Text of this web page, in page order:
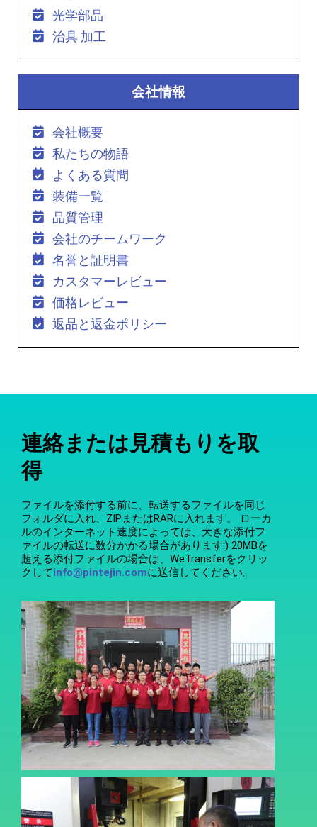
光学部品
治具 加工
会社情報
会社概要
私たちの物語
よくある質問
装備一覧
品質管理
会社のチームワーク
名誉と証明書
カスタマーレビュー
価格レビュー
返品と返金ポリシー
連絡または見積もりを取
得
ファイルを添付する前に、転送するファイルを同じ
フォルダに入れ、ZIPまたはRARに入れます。 ローカ
ルのインターネット速度によっては、大きな添付フ
ァイルの転送に数分かかる場合があります:) 20MBを
超える添付ファイルの場合は、WeTransferをクリッ
クしてinfo@pintejin.comに送信してください。